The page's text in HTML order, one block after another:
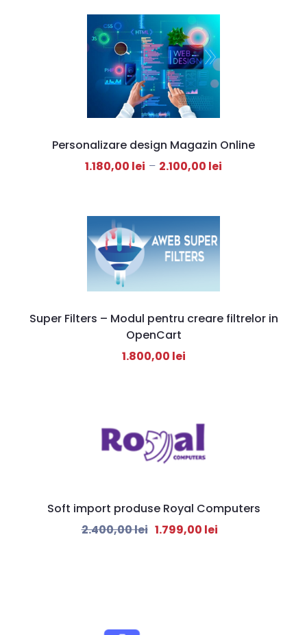
Personalizare design Magazin Online
1.180,00 lei – 2.100,00 lei
Super Filters – Modul pentru creare filtrelor in
OpenCart
1.800,00 lei
Soft import produse Royal Computers
2.400,00lei 1.799,00 lei